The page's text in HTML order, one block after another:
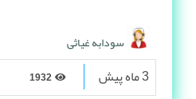
سودابه غیاثی
3 ماه پیش